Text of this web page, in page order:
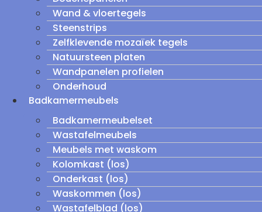
Wand & vloertegels
Steenstrips
Zelfklevende mozaïek tegels
Natuursteen platen
Wandpanelen profielen
Onderhoud
Badkamermeubels
Badkamermeubelset
Wastafelmeubels
Meubels met waskom
Kolomkast (los)
Onderkast (los)
Waskommen (los)
Wastafelblad (los)